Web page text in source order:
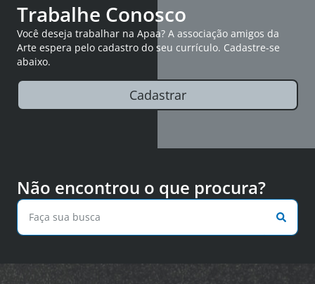
Trabalhe Conosco
Você deseja trabalhar na Apaa? A associação amigos da
Arte espera pelo cadastro do seu currículo. Cadastre-se
abaixo.
Cadastrar
Não encontrou o que procura?